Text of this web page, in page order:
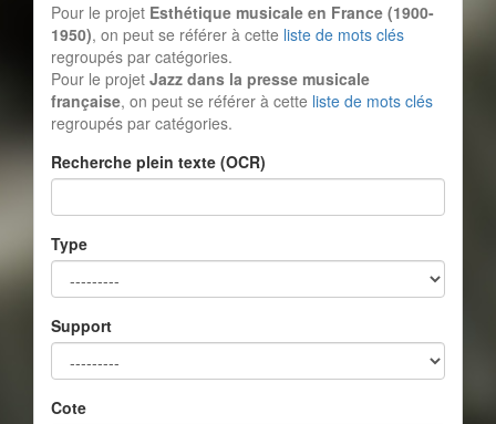
Pour le projet Esthétique musicale en France (1900-
1950), on peut se référer à cette liste de mots clés
regroupés par catégories.
Pour le projet Jazz dans la presse musicale
française, on peut se référer à cette liste de mots clés
regroupés par catégories.
Recherche plein texte (OCR)
Type
Support
Cote